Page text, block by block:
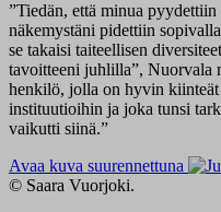
”Tiedän, että minua
näkemystäni pidettiin
se takaisi taiteellisen
tavoitteeni juhlilla”, Nuorvala
henkilö, jolla on hyvin
instituutioihin ja joka tunsi
vaikutti siinä.”
Avaa kuva suurennettuna
© Saara Vuorjoki.